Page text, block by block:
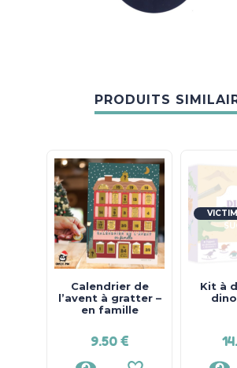
PRODUITS
Calendrier de
l’avent à gratter –
en famille
9.50€
Kit à